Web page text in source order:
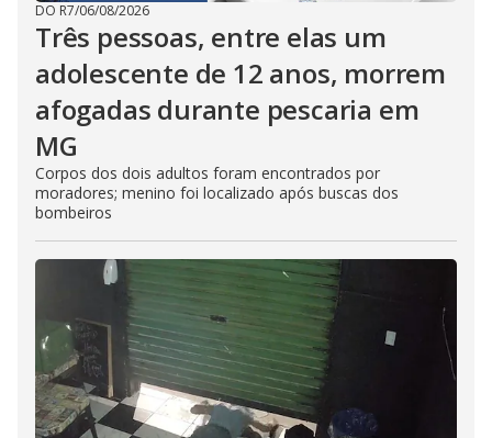
DO R7/06/08/2026
Três pessoas, entre elas um
adolescente de 12 anos, morrem
afogadas durante pescaria em
MG
Corpos dos dois adultos foram encontrados por
moradores; menino foi localizado após buscas dos
bombeiros